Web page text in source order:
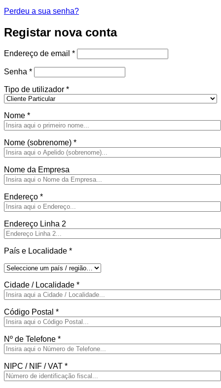
Perdeu a sua senha?
Registar nova conta
Endereço de email *Obrigatório
Senha *Obrigatório
Tipo de utilizador *
Nome *
Nome (sobrenome) *
Nome da Empresa
Endereço *
Endereço Linha 2
País e Localidade *
Cidade / Localidade *
Código Postal *
Nº de Telefone *
NIPC / NIF / VAT *